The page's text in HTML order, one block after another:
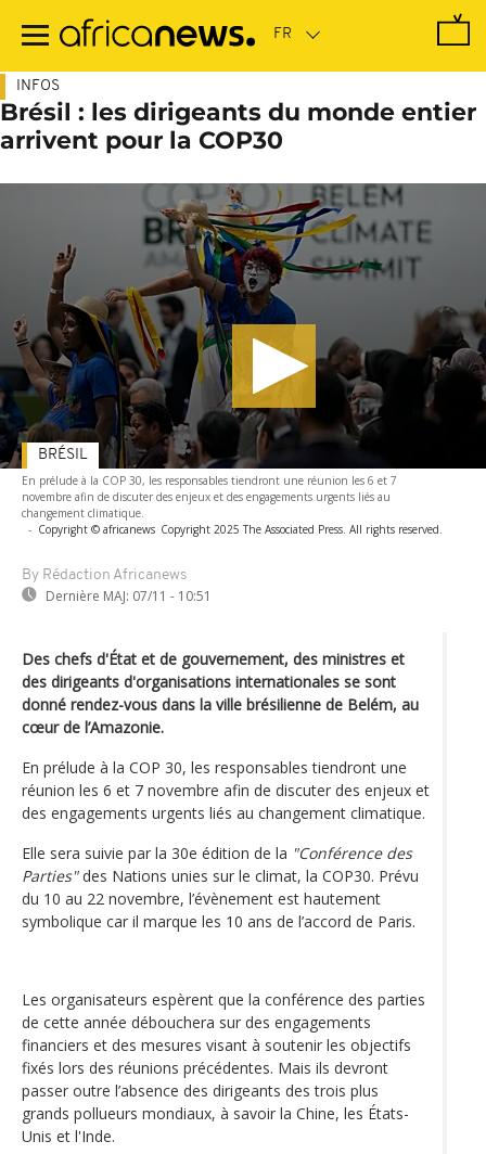
contenu
INFOS
Brésil : les dirigeants du monde entier
arrivent pour la COP30
En prélude à la COP 30, les responsables tiendront une réunion les 6 et 7
novembre afin de discuter des enjeux et des engagements urgents liés au
changement climatique.
- Copyright © africanews Copyright 2025 The Associated Press. All rights reserved.
By Rédaction Africanews
Dernière MAJ: 07/11 - 10:51
BRÉSIL
Des chefs d'État et de gouvernement, des ministres et
des dirigeants d'organisations internationales se sont
donné rendez-vous dans la ville brésilienne de Belém, au
cœur de l’Amazonie.
En prélude à la COP 30, les responsables tiendront une
réunion les 6 et 7 novembre afin de discuter des enjeux et
des engagements urgents liés au changement climatique.
Elle sera suivie par la 30e édition de la "Conférence des
Parties"des Nations unies sur le climat, la COP30. Prévu
du 10 au 22 novembre, l’évènement est hautement
symbolique car il marque les 10 ans de l’accord de Paris.
Les organisateurs espèrent que la conférence des parties
de cette année débouchera sur des engagements
financiers et des mesures visant à soutenir les objectifs
fixés lors des réunions précédentes. Mais ils devront
passer outre l’absence des dirigeants des trois plus
grands pollueurs mondiaux, à savoir la Chine, les États-
Unis et l'Inde.